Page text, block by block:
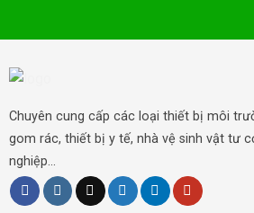
Chuyên cung cấp các loại thiết bị môi
gom rác, thiết bị y tế, nhà vệ sinh vật tư
nghiệp...